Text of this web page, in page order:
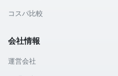
コスパ比較
会社情報
運営会社